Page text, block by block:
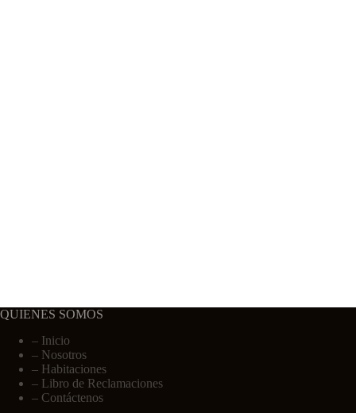
QUIENES SOMOS
– Inicio
– Nosotros
– Habitaciones
– Libro de Reclamaciones
– Contáctenos